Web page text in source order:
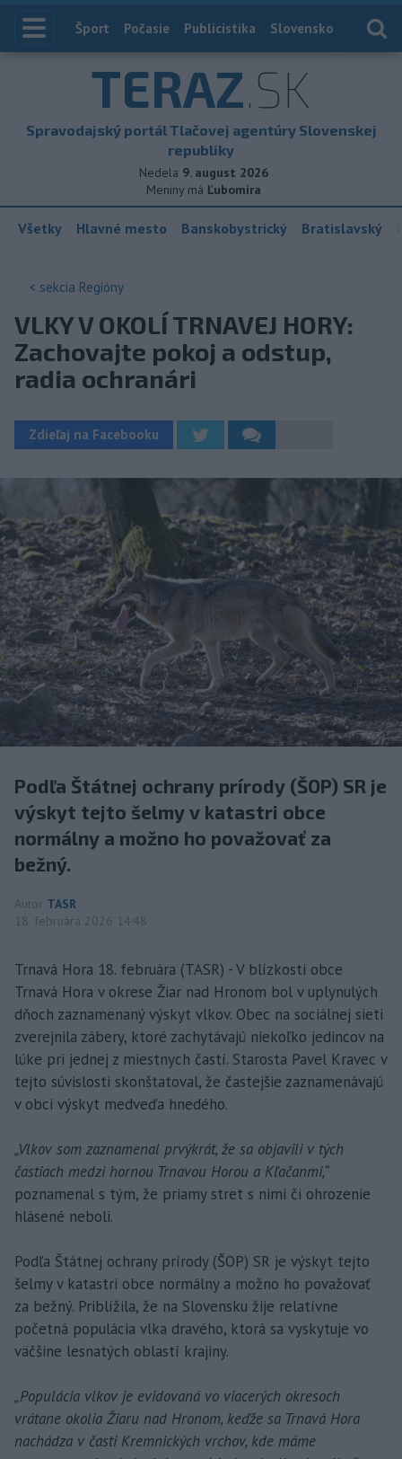
Index
Šport Počasie Publicistika Slovensko
TERAZ.SK
Spravodajský portál Tlačovej agentúry Slovenskej
republiky
Nedela 9. august 2026
Meniny má Ľubomíra
Všetky Hlavné mesto Banskobystrický Bratislavský
< sekcia Regióny
VLKY V OKOLÍ TRNAVEJ HORY:
Zachovajte pokoj a odstup,
radia ochranári
Zdieľaj na Facebooku
Podľa Štátnej ochrany prírody (ŠOP) SR je
výskyt tejto šelmy v katastri obce
normálny a možno ho považovať za
bežný.
Autor TASR
18. februára 2026 14:48
Trnavá Hora 18. februára (TASR) - V blízkosti obce
Trnavá Hora v okrese Žiar nad Hronom bol v uplynulých
dňoch zaznamenaný výskyt vlkov. Obec na sociálnej sieti
zverejnila zábery, ktoré zachytávajú niekoľko jedincov na
lúke pri jednej z miestnych častí. Starosta Pavel Kravec v
tejto súvislosti skonštatoval, že častejšie zaznamenávajú
v obci výskyt medveďa hnedého.
„Vlkov som zaznamenal prvýkrát, že sa objavili v tých
častiach medzi hornou Trnavou Horou a Kľačanmi,“
poznamenal s tým, že priamy stret s nimi či ohrozenie
hlásené neboli.
Podľa Štátnej ochrany prírody (ŠOP) SR je výskyt tejto
šelmy v katastri obce normálny a možno ho považovať
za bežný. Priblížila, že na Slovensku žije relatívne
početná populácia vlka dravého, ktorá sa vyskytuje vo
väčšine lesnatých oblastí krajiny.
„Populácia vlkov je evidovaná vo viacerých okresoch
vrátane okolia Žiaru nad Hronom, keďže sa Trnavá Hora
nachádza v časti Kremnických vrchov, kde máme